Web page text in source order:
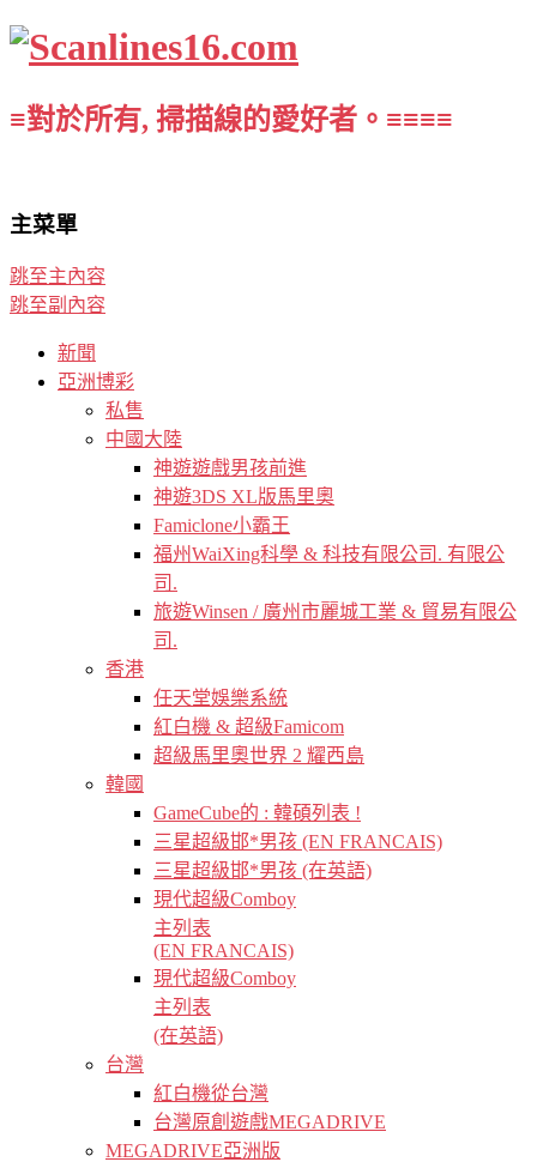
≡對於所有, 掃描線的愛好者。≡≡≡≡
主菜單
跳至主內容
跳至副內容
新聞
亞洲博彩
私售
中國大陸
神遊遊戲男孩前進
神遊3DS XL版馬里奧
Famiclone小霸王
福州WaiXing科學 & 科技有限公司. 有限公
司.
旅遊Winsen / 廣州市麗城工業 & 貿易有限公
司.
香港
任天堂娛樂系統
紅白機 & 超級Famicom
超級馬里奧世界 2 耀西島
韓國
GameCube的 : 韓碩列表 !
三星超級邯*男孩 (EN FRANCAIS)
三星超級邯*男孩 (在英語)
現代超級Comboy
主列表
(EN FRANCAIS)
現代超級Comboy
主列表
(在英語)
台灣
紅白機從台灣
台灣原創遊戲MEGADRIVE
MEGADRIVE亞洲版